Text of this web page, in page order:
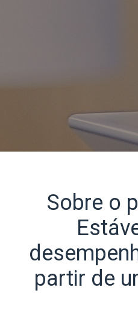
Sobre o
partir de